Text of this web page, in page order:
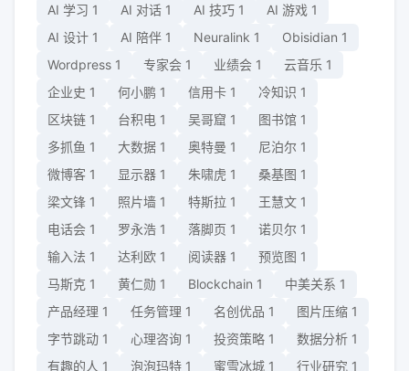
AI 学习 1 AI 对话 1 AI 技巧 1 AI 游戏 1
AI 设计 1 AI 陪伴 1 Neuralink 1 Obisidian 1
Wordpress 1 专家会 1 业绩会 1 云音乐 1
企业史 1 何小鹏 1 信用卡 1 冷知识 1
区块链 1 台积电 1 吴哥窟 1 图书馆 1
多抓鱼 1 大数据 1 奥特曼 1 尼泊尔 1
微博客 1 显示器 1 朱啸虎 1 桑基图 1
梁文锋 1 照片墙 1 特斯拉 1 王慧文 1
电话会 1 罗永浩 1 落脚页 1 诺贝尔 1
输入法 1 达利欧 1 阅读器 1 预览图 1
马斯克 1 黄仁勋 1 Blockchain 1 中美关系 1
产品经理 1 任务管理 1 名创优品 1 图片压缩 1
字节跳动 1 心理咨询 1 投资策略 1 数据分析 1
有趣的人 1 泡泡玛特 1 蜜雪冰城 1 行业研究 1